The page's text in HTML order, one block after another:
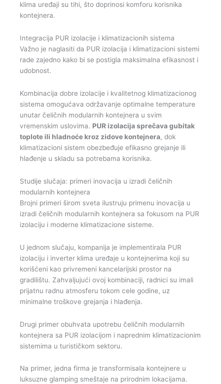
klima uređaji su tihi, što doprinosi komforu korisnika
kontejnera.
Integracija PUR izolacije i klimatizacionih sistema
Važno je naglasiti da PUR izolacija i klimatizacioni sistemi
rade zajedno kako bi se postigla maksimalna efikasnost i
udobnost.
Kombinacija dobre izolacije i kvalitetnog klimatizacionog
sistema omogućava održavanje optimalne temperature
unutar čeličnih modularnih kontejnera u svim
vremenskim uslovima. PUR izolacija sprečava gubitak
toplote ili hladnoće kroz zidove kontejnera, dok
klimatizacioni sistem obezbeđuje efikasno grejanje ili
hlađenje u skladu sa potrebama korisnika.
Studije slučaja: primeri inovacija u izradi čeličnih
modularnih kontejnera
Brojni primeri širom sveta ilustruju primenu inovacija u
izradi čeličnih modularnih kontejnera sa fokusom na PUR
izolaciju i moderne klimatizacione sisteme.
U jednom slučaju, kompanija je implementirala PUR
izolaciju i inverter klima uređaje u kontejnerima koji su
korišćeni kao privremeni kancelarijski prostor na
gradilištu. Zahvaljujući ovoj kombinaciji, radnici su imali
prijatnu radnu atmosferu tokom cele godine, uz
minimalne troškove grejanja i hlađenja.
Drugi primer obuhvata upotrebu čeličnih modularnih
kontejnera sa PUR izolacijom i naprednim klimatizacionim
sistemima u turističkom sektoru.
Na primer, jedna firma je transformisala kontejnere u
luksuzne glamping smeštaje na prirodnim lokacijama.